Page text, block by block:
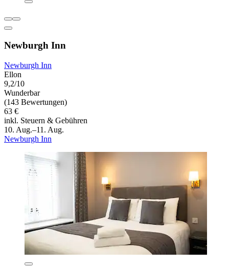
Newburgh Inn
Newburgh Inn
Ellon
9,2/10
Wunderbar
(143 Bewertungen)
63 €
inkl. Steuern & Gebühren
10. Aug.–11. Aug.
Newburgh Inn